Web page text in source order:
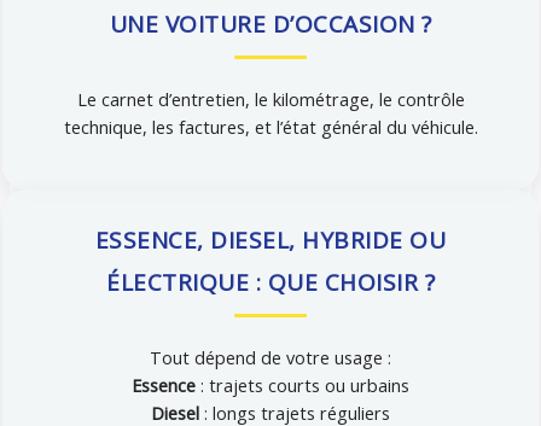
UNE VOITURE D’OCCASION ?
Le carnet d’entretien, le kilométrage, le contrôle
technique, les factures, et l’état général du véhicule.
ESSENCE, DIESEL, HYBRIDE OU
ÉLECTRIQUE : QUE CHOISIR ?
Tout dépend de votre usage :
Essence : trajets courts ou urbains
Diesel : longs trajets réguliers